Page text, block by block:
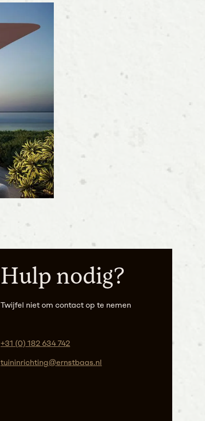
Hulp nodig?
Twijfel niet om contact op te nemen
+31 (0) 182 634 742
tuininrichting@ernstbaas.nl